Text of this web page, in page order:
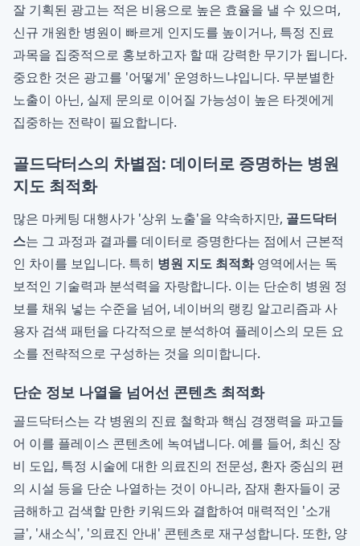
잘 기획된 광고는 적은 비용으로 높은 효율을 낼 수 있으며,
신규 개원한 병원이 빠르게 인지도를 높이거나, 특정 진료
과목을 집중적으로 홍보하고자 할 때 강력한 무기가 됩니다.
중요한 것은 광고를 '어떻게' 운영하느냐입니다. 무분별한
노출이 아닌, 실제 문의로 이어질 가능성이 높은 타겟에게
집중하는 전략이 필요합니다.
골드닥터스의 차별점: 데이터로 증명하는 병원
지도 최적화
많은 마케팅 대행사가 '상위 노출'을 약속하지만, 골드닥터
스는 그 과정과 결과를 데이터로 증명한다는 점에서 근본적
인 차이를 보입니다. 특히 병원 지도 최적화영역에서는 독
보적인 기술력과 분석력을 자랑합니다. 이는 단순히 병원 정
보를 채워 넣는 수준을 넘어, 네이버의 랭킹 알고리즘과 사
용자 검색 패턴을 다각적으로 분석하여 플레이스의 모든 요
소를 전략적으로 구성하는 것을 의미합니다.
단순 정보 나열을 넘어선 콘텐츠 최적화
골드닥터스는 각 병원의 진료 철학과 핵심 경쟁력을 파고들
어 이를 플레이스 콘텐츠에 녹여냅니다. 예를 들어, 최신 장
비 도입, 특정 시술에 대한 의료진의 전문성, 환자 중심의 편
의 시설 등을 단순 나열하는 것이 아니라, 잠재 환자들이 궁
금해하고 검색할 만한 키워드와 결합하여 매력적인 '소개
글', '새소식', '의료진 안내' 콘텐츠로 재구성합니다. 또한, 양